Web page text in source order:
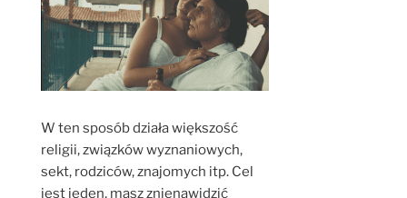
W ten sposób działa większość
religii, związków wyznaniowych,
sekt, rodziców, znajomych itp. Cel
jest jeden, masz znienawidzić